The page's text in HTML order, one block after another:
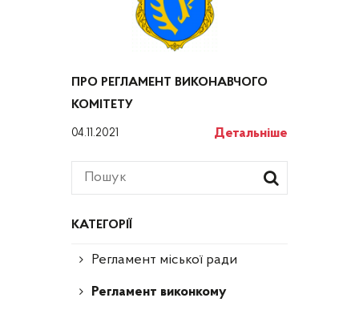
КАТЕГОРІЇ
Регламент міської ради
Регламент виконкому
ПРО РЕГЛАМЕНТ ВИКОНАВЧОГО
КОМІТЕТУ
04.11.2021 Детальніше